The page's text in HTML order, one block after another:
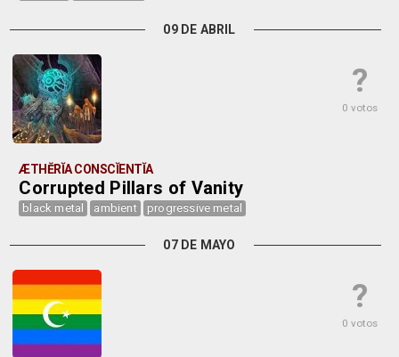
09 DE ABRIL
?
0 votos
ÆTHĔRĬA CONSCĬENTĬA
Corrupted Pillars of Vanity
black metal ambient progressive metal
07 DE MAYO
?
0 votos